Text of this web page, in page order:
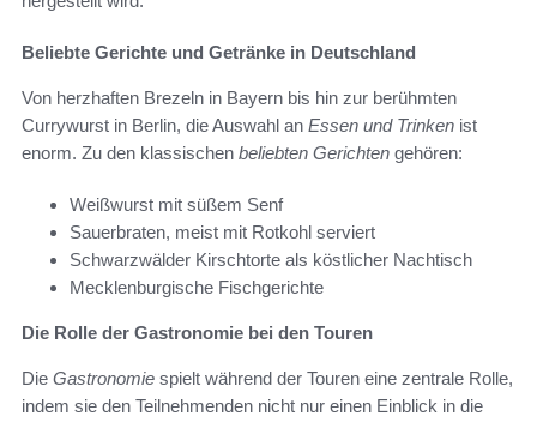
Beliebte Gerichte und Getränke in Deutschland
Von herzhaften Brezeln in Bayern bis hin zur berühmten
Currywurst in Berlin, die Auswahl an Essen und Trinken ist
enorm. Zu den klassischen beliebten Gerichten gehören:
Weißwurst mit süßem Senf
Sauerbraten, meist mit Rotkohl serviert
Schwarzwälder Kirschtorte als köstlicher Nachtisch
Mecklenburgische Fischgerichte
Die Rolle der Gastronomie bei den Touren
Die Gastronomie spielt während der Touren eine zentrale Rolle,
indem sie den Teilnehmenden nicht nur einen Einblick in die